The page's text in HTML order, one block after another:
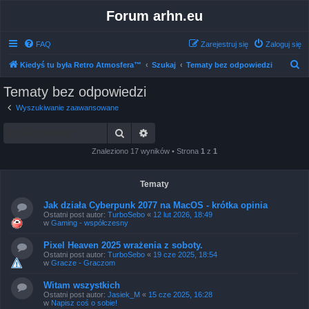
Forum arhn.eu
FAQ Zaloguj się
Zarejestruj się
Kiedyś tu była Retro Atmosfera™ Szukaj Tematy bez odpowiedzi
Tematy bez odpowiedzi
Wyszukiwanie zaawansowane
Szukaj
Znaleziono 17 wyników • Strona 1 z 1
Tematy
Jak działa Cyberpunk 2077 na MacOS - krótka opinia
Ostatni post autor: TurboSebo « 12 lut 2026, 18:49
w Gaming - współczesny
Pixel Heaven 2025 wrażenia z soboty.
Ostatni post autor: TurboSebo « 19 cze 2025, 18:54
w Gracze - Graczom
Witam wszystkich
Ostatni post autor: Jasiek_M « 15 cze 2025, 16:28
w Napisz coś o sobie!